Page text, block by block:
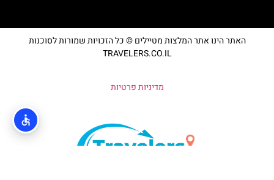
האתר הינו אתר המלצות מטיילים © כל הזכויות שמורות לסוכנות
TRAVELERS.CO.IL
מדיניות פרטיות